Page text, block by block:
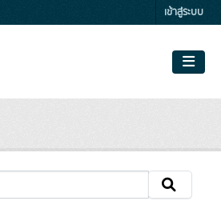
เข้าสู่ระบบ